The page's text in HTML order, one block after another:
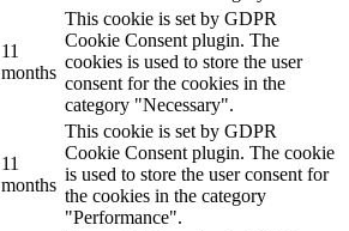
11
months
This cookie is set by GDPR
Cookie Consent plugin. The
cookies is used to store the user
consent for the cookies in the
category "Necessary".
11
months
This cookie is set by GDPR
Cookie Consent plugin. The cookie
is used to store the user consent for
the cookies in the category
"Performance".